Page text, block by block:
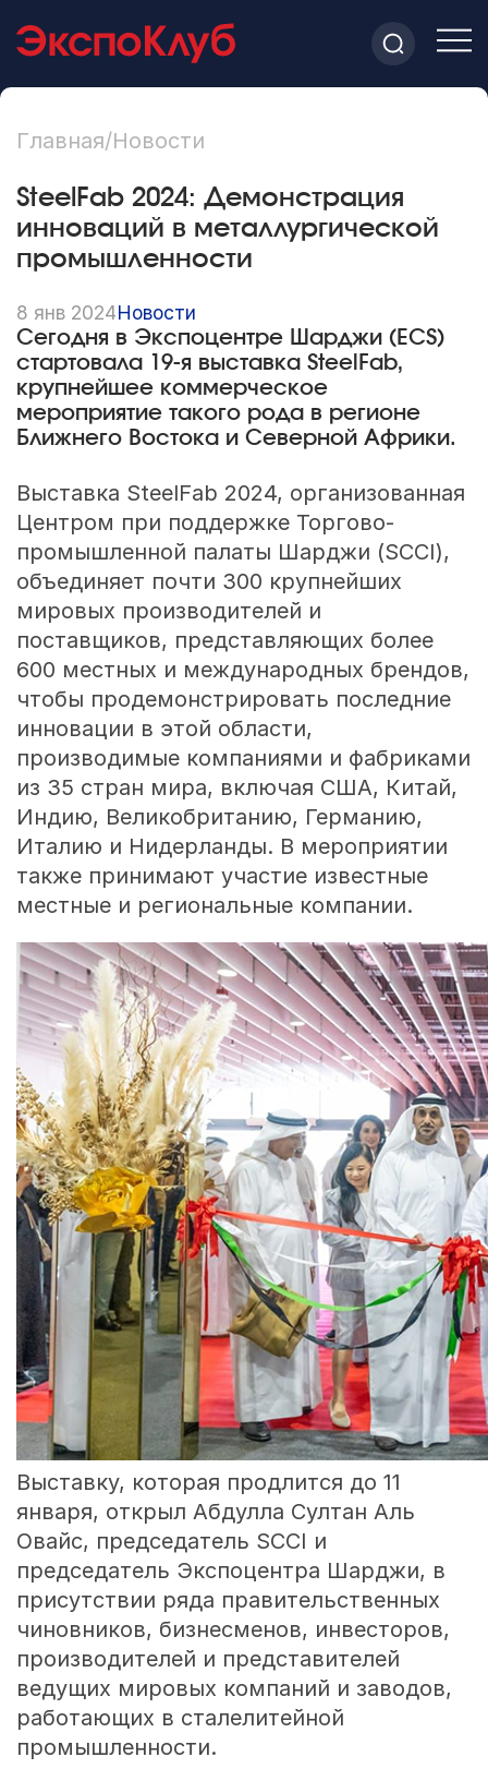
Главная/Новости
SteelFab 2024: Демонстрация
инноваций в металлургической
промышленности
8 янв 2024Новости
Сегодня в Экспоцентре Шарджи (ECS)
стартовала 19-я выставка SteelFab,
крупнейшее коммерческое
мероприятие такого рода в регионе
Ближнего Востока и Северной Африки.
Выставка SteelFab 2024, организованная
Центром при поддержке Торгово-
промышленной палаты Шарджи (SCCI),
объединяет почти 300 крупнейших
мировых производителей и
поставщиков, представляющих более
600 местных и международных брендов,
чтобы продемонстрировать последние
инновации в этой области,
производимые компаниями и фабриками
из 35 стран мира, включая США, Китай,
Индию, Великобританию, Германию,
Италию и Нидерланды. В мероприятии
также принимают участие известные
местные и региональные компании.
Выставку, которая продлится до 11
января, открыл Абдулла Султан Аль
Овайс, председатель SCCI и
председатель Экспоцентра Шарджи, в
присутствии ряда правительственных
чиновников, бизнесменов, инвесторов,
производителей и представителей
ведущих мировых компаний и заводов,
работающих в сталелитейной
промышленности.